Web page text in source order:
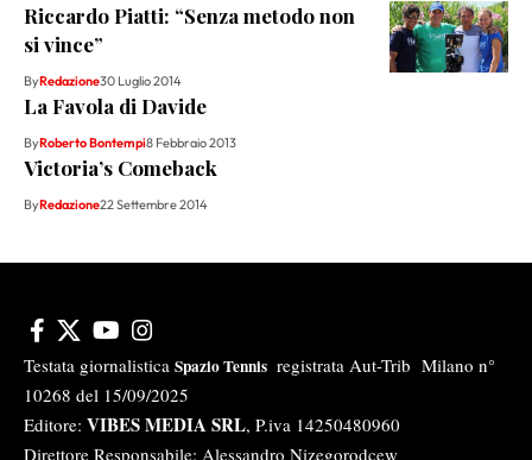
Riccardo Piatti: “Senza metodo non
si vince”
ByRedazione30 Luglio 2014
La Favola di Davide
ByRoberto Bontempi8 Febbraio 2013
Victoria’s Comeback
ByRedazione22 Settembre 2014
Testata giornalistica Spazio Tennis registrata Aut-Trib Milano n°
10268 del 15/09/2025
Editore: VIBES MEDIA SRL, P.iva 14250480960
Direttore Responsabile: Alessandro Nizegorodcew